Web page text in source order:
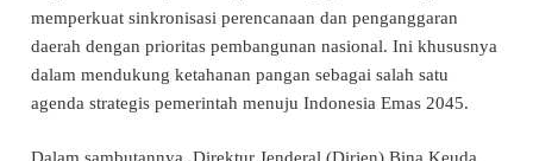
memperkuat sinkronisasi perencanaan dan penganggaran
daerah dengan prioritas pembangunan nasional. Ini khususnya
dalam mendukung ketahanan pangan sebagai salah satu
agenda strategis pemerintah menuju Indonesia Emas 2045.